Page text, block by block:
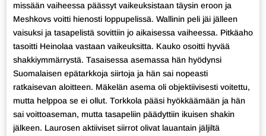
missään vaiheessa päässyt vaikeuksistaan täysin eroon ja
Meshkovs voitti hienosti loppupelissä. Wallinin peli jäi jälleen
vaisuksi ja tasapelistä sovittiin jo aikaisessa vaiheessa. Pitkäaho
tasoitti Heinolaa vastaan vaikeuksitta. Kauko osoitti hyvää
shakkiymmärrystä. Tasaisessa asemassa hän hyödynsi
Suomalaisen epätarkkoja siirtoja ja hän sai nopeasti
ratkaisevan aloitteen. Mäkelän asema oli objektiivisesti voitettu,
mutta helppoa se ei ollut. Torkkola pääsi hyökkäämään ja hän
sai voittoaseman, mutta tasapeliin päädyttiin ikuisen shakin
jälkeen. Laurosen aktiiviset siirrot olivat lauantain jäljiltä